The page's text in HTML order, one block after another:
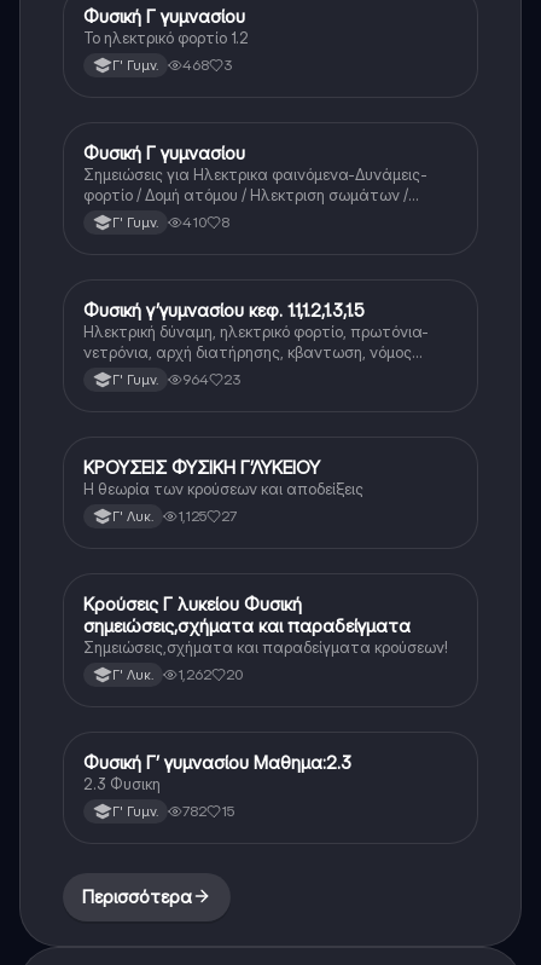
Φυσική
Φυσική Γ γυμνασίου
Το ηλεκτρικό φορτίο 1.2
Γ' Γυμν. 468 3
Φυσική
Φυσική Γ γυμνασίου
Σημειώσεις για Ηλεκτρικα φαινόμενα-Δυνάμεις-
φορτίο / Δομή ατόμου / Ηλεκτριση σωμάτων /
κβάντωση αγωγοί-μονωτές και για το
ηλεκτροσκοπιο
Γ' Γυμν. 410 8
Φυσική
Φυσική γ’γυμνασίου κεφ. 1.1,1.2,1.3,1.5
Ηλεκτρική δύναμη, ηλεκτρικό φορτίο, πρωτόνια-
νετρόνια, αρχή διατήρησης, κβαντωση, νόμος
κουλομπ, τύποι
Γ' Γυμν. 964 23
Φυσική (Θετ.)
ΚΡΟΥΣΕΙΣ ΦΥΣΙΚΗ Γ’ΛΥΚΕΙΟΥ
Η θεωρία των κρούσεων και αποδείξεις
Γ' Λυκ. 1,125 27
Φυσική (Θετ.)
Κρούσεις Γ λυκείου Φυσική
σημειώσεις,σχήματα και παραδείγματα
Σημειώσεις,σχήματα και παραδείγματα κρούσεων!
Γ' Λυκ. 1,262 20
Φυσική
Φυσική Γ’ γυμνασίου Μαθημα:2.3
2.3 Φυσικη
Γ' Γυμν. 782 15
Περισσότερα